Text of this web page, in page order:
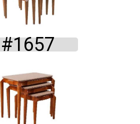
#1657